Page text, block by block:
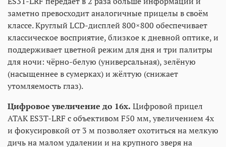
заметно превосходит аналогичные прицелы в своём
классе. Круглый LCD-дисплей 800×800 обеспечивает
классическое восприятие, близкое к дневной оптике, и
поддерживает цветной режим для дня и три палитры
для ночи: чёрно-белую (универсальная), зелёную
(насыщеннее в сумерках) и жёлтую (снижает
утомляемость глаз).
Цифровое увеличение до 16x. Цифровой прицел
ATAK ES3T-LRF с объективом F50 мм, увеличением 4x
и фокусировкой от 3 м позволяет охотиться на мелкую
дичь на малом удалении и на крупного зверя на